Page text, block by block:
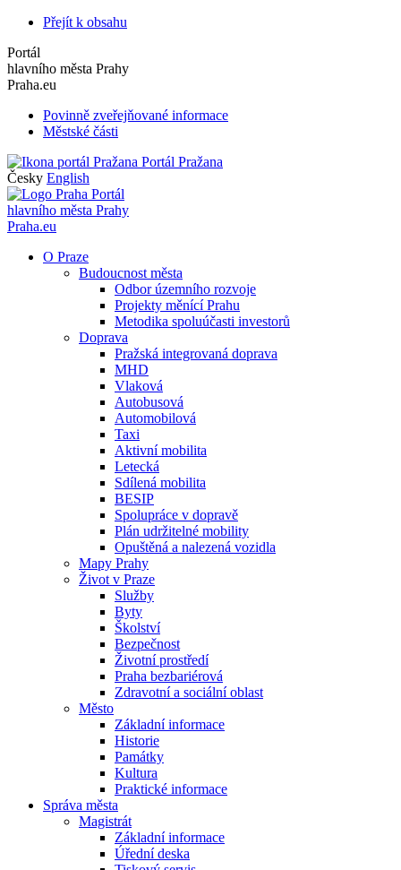
Přejít k obsahu
Portál
hlavního města Prahy
Praha.eu
Povinně zveřejňované informace
Městské části
Portál Pražana
Česky English
Portál
hlavního města Prahy
Praha.eu
O Praze
Budoucnost města
Odbor územního rozvoje
Projekty měnící Prahu
Metodika spoluúčasti investorů
Doprava
Pražská integrovaná doprava
MHD
Vlaková
Autobusová
Automobilová
Taxi
Aktivní mobilita
Letecká
Sdílená mobilita
BESIP
Spolupráce v dopravě
Plán udržitelné mobility
Opuštěná a nalezená vozidla
Mapy Prahy
Život v Praze
Služby
Byty
Školství
Bezpečnost
Životní prostředí
Praha bezbariérová
Zdravotní a sociální oblast
Město
Základní informace
Historie
Památky
Kultura
Praktické informace
Správa města
Magistrát
Základní informace
Úřední deska